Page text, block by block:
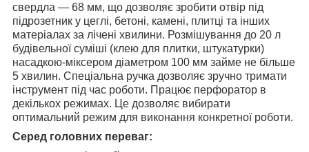
свердла — 68 мм, що дозволяє зробити отвір під
підрозетник у цеглі, бетоні, камені, плитці та інших
матеріалах за лічені хвилини. Розмішування до 20 л
будівельної суміші (клею для плитки, штукатурки)
насадкою-міксером діаметром 100 мм займе не більше
5 хвилин. Спеціальна ручка дозволяє зручно тримати
інструмент під час роботи. Працює перфоратор в
декількох режимах. Це дозволяє вибирати
оптимальний режим для виконання конкретної роботи.
Серед головних переваг: